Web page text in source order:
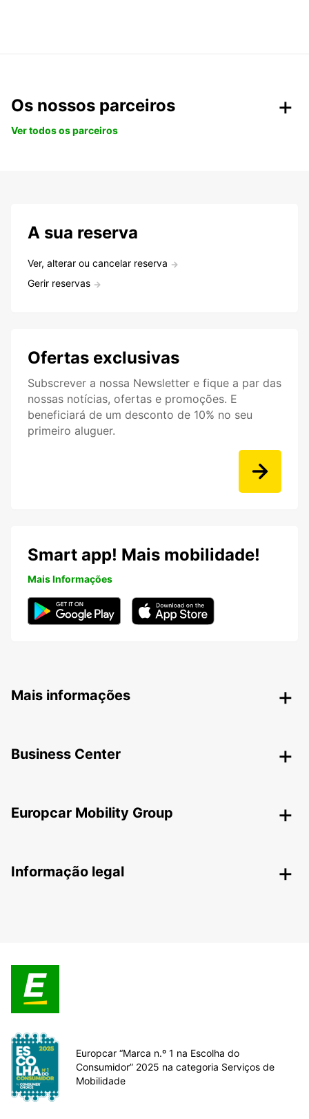
Os nossos parceiros
Ver todos os parceiros
A sua reserva
Ver, alterar ou cancelar reserva
Gerir reservas
Ofertas exclusivas
Subscrever a nossa Newsletter e fique a par das
nossas notícias, ofertas e promoções. E
beneficiará de um desconto de 10% no seu
primeiro aluguer.
Smart app! Mais mobilidade!
Mais Informações
Mais informações
Business Center
Europcar Mobility Group
Informação legal
Europcar “Marca n.º 1 na Escolha do
Consumidor” 2025 na categoria Serviços de
Mobilidade